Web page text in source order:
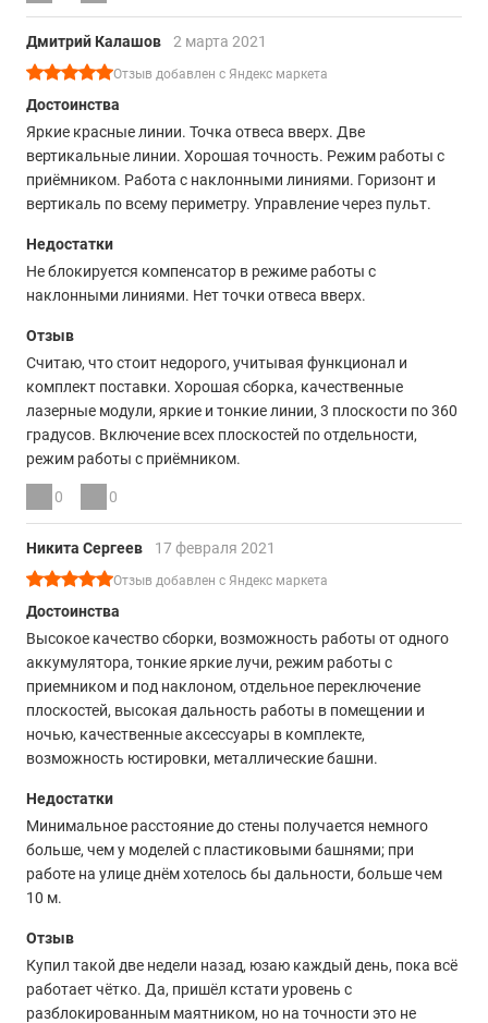
Дмитрий Калашов 2 марта 2021
Отзыв добавлен с Яндекс маркета
Достоинства
Яркие красные линии. Точка отвеса вверх. Две
вертикальные линии. Хорошая точность. Режим работы с
приёмником. Работа с наклонными линиями. Горизонт и
вертикаль по всему периметру. Управление через пульт.
Недостатки
Не блокируется компенсатор в режиме работы с
наклонными линиями. Нет точки отвеса вверх.
Отзыв
Считаю, что стоит недорого, учитывая функционал и
комплект поставки. Хорошая сборка, качественные
лазерные модули, яркие и тонкие линии, 3 плоскости по 360
градусов. Включение всех плоскостей по отдельности,
режим работы с приёмником.
0 0
Никита Сергеев 17 февраля 2021
Отзыв добавлен с Яндекс маркета
Достоинства
Высокое качество сборки, возможность работы от одного
аккумулятора, тонкие яркие лучи, режим работы с
приемником и под наклоном, отдельное переключение
плоскостей, высокая дальность работы в помещении и
ночью, качественные аксессуары в комплекте,
возможность юстировки, металлические башни.
Недостатки
Минимальное расстояние до стены получается немного
больше, чем у моделей с пластиковыми башнями; при
работе на улице днём хотелось бы дальности, больше чем
10 м.
Отзыв
Купил такой две недели назад, юзаю каждый день, пока всё
работает чётко. Да, пришёл кстати уровень с
разблокированным маятником, но на точности это не